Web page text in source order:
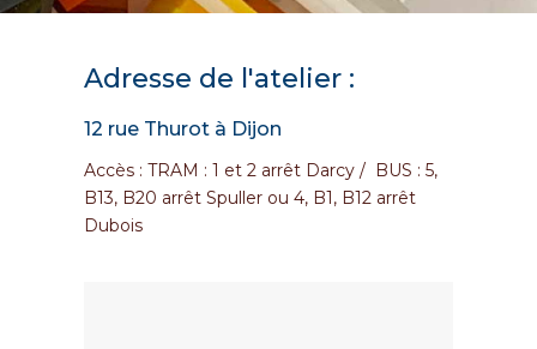
Adresse de l'atelier :
12 rue Thurot à Dijon
Accès : TRAM : 1 et 2 arrêt Darcy / BUS : 5,
B13, B20 arrêt Spuller ou 4, B1, B12 arrêt
Dubois